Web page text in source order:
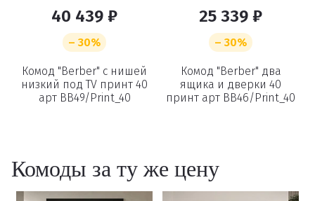
40 439 ₽
– 30%
Комод "Berber" с нишей
низкий под TV принт 40
арт BB49/Print_40
25 339 ₽
– 30%
Комод "Berber" два
ящика и дверки 40
принт арт BB46/Print_40
Комоды за ту же цену